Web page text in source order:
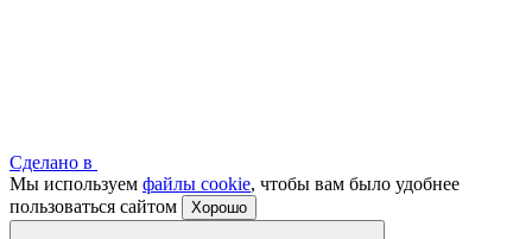
Сделано в
Мы используем файлы cookie, чтобы вам было удобнее
пользоваться сайтом
Хорошо